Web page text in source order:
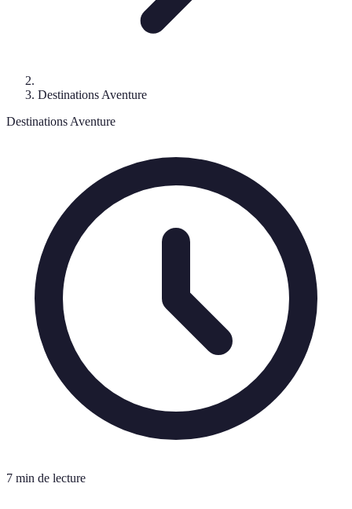
Destinations Aventure
Destinations Aventure
7 min de lecture